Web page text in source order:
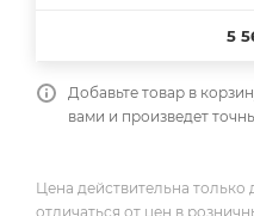
5
Добавьте товар в
вами и произведет
Цена действительна
отличаться от цен в